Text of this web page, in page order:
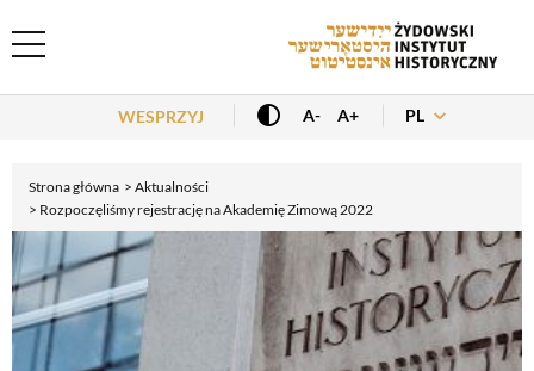
Header Menu
WESPRZYJ A- A+ PL
Strona główna
Aktualności
Rozpoczęliśmy rejestrację na Akademię Zimową 2022